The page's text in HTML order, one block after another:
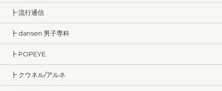
┣ 流行通信
┣ dansen 男子専科
┣ POPEYE
┣ クウネル/アルネ